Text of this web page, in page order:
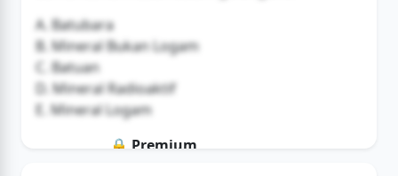
A. Batubara
B. Mineral Bukan Logam
C. Batuan
D. Mineral Radioaktif
E. Mineral Logam
🔒 Premium